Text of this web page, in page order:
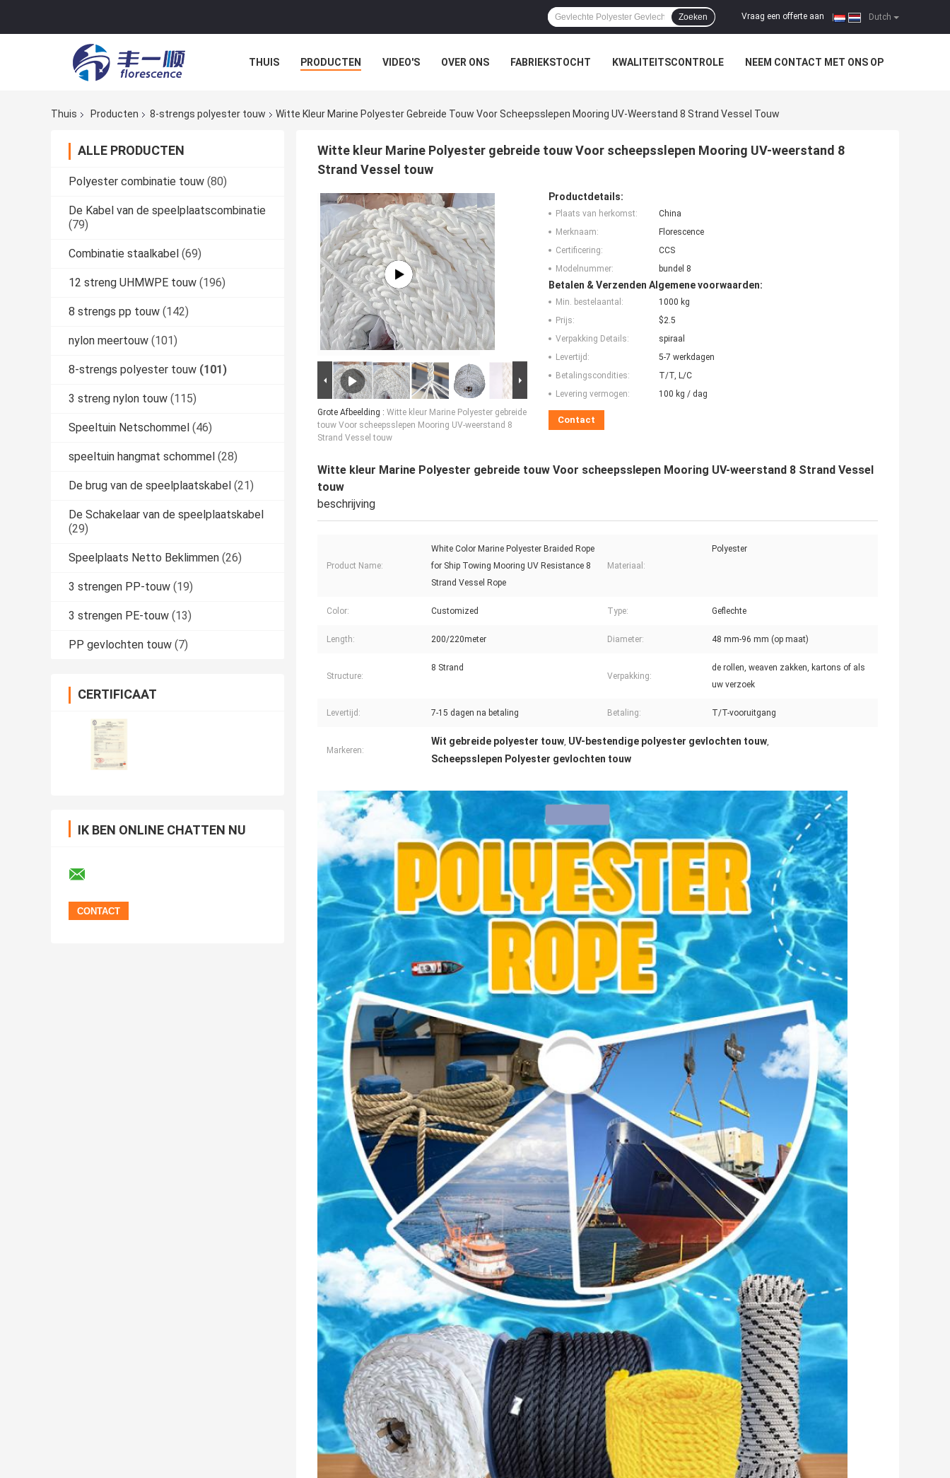
Dutch
Vraag een offerte aan
Zoeken
THUIS PRODUCTEN VIDEO'S OVER ONS FABRIEKSTOCHT KWALITEITSCONTROLE NEEM CONTACT MET ONS OP
Thuis
Producten 8-strengs polyester touw Witte Kleur Marine Polyester Gebreide Touw Voor Scheepsslepen Mooring UV-Weerstand 8 Strand Vessel Touw
ALLE PRODUCTEN
Polyester combinatie touw (80)
De Kabel van de speelplaatscombinatie
(79)
Combinatie staalkabel (69)
12 streng UHMWPE touw (196)
8 strengs pp touw (142)
nylon meertouw (101)
8-strengs polyester touw (101)
3 streng nylon touw (115)
Speeltuin Netschommel (46)
speeltuin hangmat schommel (28)
De brug van de speelplaatskabel (21)
De Schakelaar van de speelplaatskabel
(29)
Speelplaats Netto Beklimmen (26)
3 strengen PP-touw (19)
3 strengen PE-touw (13)
PP gevlochten touw (7)
CERTIFICAAT
IK BEN ONLINE CHATTEN NU
Witte kleur Marine Polyester gebreide touw Voor scheepsslepen Mooring UV-weerstand 8
Strand Vessel touw
Grote Afbeelding : Witte kleur Marine Polyester gebreide
touw Voor scheepsslepen Mooring UV-weerstand 8
Strand Vessel touw
Productdetails:
Plaats van herkomst:
China
Merknaam:
Florescence
Certificering:
CCS
Modelnummer:
bundel 8
Betalen & Verzenden Algemene voorwaarden:
Min. bestelaantal:
1000 kg
Prijs:
$2.5
Verpakking Details:
spiraal
Levertijd:
5-7 werkdagen
Betalingscondities:
T/T, L/C
Levering vermogen:
100 kg / dag
Contact
Witte kleur Marine Polyester gebreide touw Voor scheepsslepen Mooring UV-weerstand 8 Strand Vessel
touw
beschrijving
Product Name:
White Color Marine Polyester Braided Rope
for Ship Towing Mooring UV Resistance 8
Strand Vessel Rope
Materiaal:
Polyester
Color: Customized Type: Geflechte
Length: 200/220meter Diameter: 48 mm-96 mm (op maat)
Structure:
8 Strand
Verpakking:
de rollen, weaven zakken, kartons of als
uw verzoek
Levertijd: 7-15 dagen na betaling Betaling: T/T-vooruitgang
Markeren:
Wit gebreide polyester touw, UV-bestendige polyester gevlochten touw,
Scheepsslepen Polyester gevlochten touw